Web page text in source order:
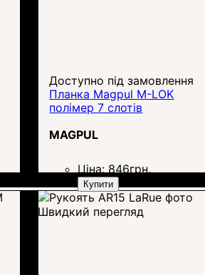
Доступно під замовлення
Планка Magpul M-LOK
полімер 7 слотів
MAGPUL
Ціна: 846грн.
Купити
Швидкий перегляд